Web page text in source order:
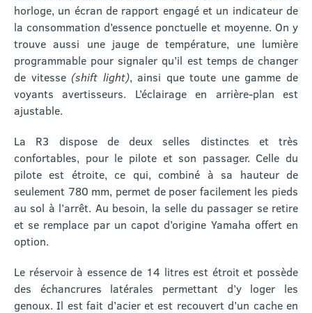
horloge, un écran de rapport engagé et un indicateur de
la consommation d’essence ponctuelle et moyenne. On y
trouve aussi une jauge de température, une lumière
programmable pour signaler qu’il est temps de changer
de vitesse(shift light), ainsi que toute une gamme de
voyants avertisseurs. L’éclairage en arrière-plan est
ajustable.
La R3 dispose de deux selles distinctes et très
confortables, pour le pilote et son passager. Celle du
pilote est étroite, ce qui, combiné à sa hauteur de
seulement 780 mm, permet de poser facilement les pieds
au sol à l’arrêt. Au besoin, la selle du passager se retire
et se remplace par un capot d’origine Yamaha offert en
option.
Le réservoir à essence de 14 litres est étroit et possède
des échancrures latérales permettant d’y loger les
genoux. Il est fait d’acier et est recouvert d’un cache en